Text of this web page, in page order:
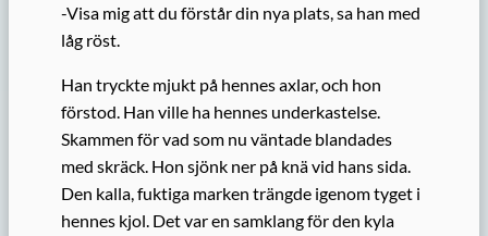
-Visa mig att du förstår din nya plats, sa han med
låg röst.
Han tryckte mjukt på hennes axlar, och hon
förstod. Han ville ha hennes underkastelse.
Skammen för vad som nu väntade blandades
med skräck. Hon sjönk ner på knä vid hans sida.
Den kalla, fuktiga marken trängde igenom tyget i
hennes kjol. Det var en samklang för den kyla